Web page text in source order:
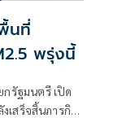
นที่
พรุ่งนี้
กรัฐมนตรี เปิด
สร็จสิ้นภารกิจ